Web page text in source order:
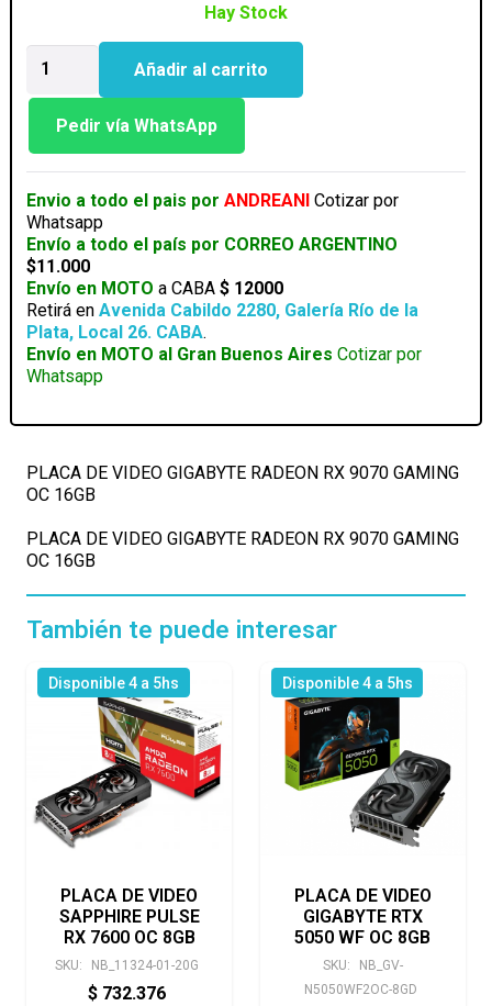
Hay Stock
DE
VIDEO
GIGABYTE
GAMING
OC
16GB
cantidad
Añadir al carrito
Pedir vía WhatsApp
Envio a todo el pais por ANDREANI Cotizar por
Whatsapp
Envío a todo el país por CORREO ARGENTINO
$11.000
Envío en MOTO a CABA$ 12000
Retirá enAvenida Cabildo 2280, Galería Río de la
Plata, Local 26. CABA.
Envío en MOTO al Gran Buenos Aires Cotizar por
Whatsapp
PLACA DE VIDEO GIGABYTE RADEON RX 9070 GAMING
OC 16GB
PLACA DE VIDEO GIGABYTE RADEON RX 9070 GAMING
OC 16GB
También te puede interesar
Disponible 4 a 5hs
PLACA DE VIDEO
SAPPHIRE PULSE
RX 7600 OC 8GB
SKU: NB_11324-01-20G
$ 732.376
Disponible 4 a 5hs
PLACA DE VIDEO
GIGABYTE RTX
5050 WF OC 8GB
SKU:
NB_GV-
N5050WF2OC-8GD